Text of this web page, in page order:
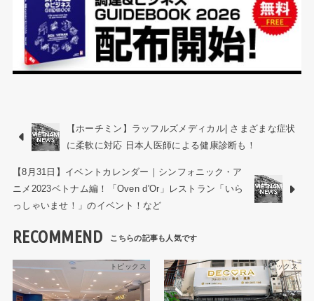
【ホーチミン】ラッフルズメディカル| さまざまな症状
に柔軟に対応 日本人医師による健康診断も！
【8月31日】イベントカレンダー｜シンフォニック・ア
ニメ2023ベトナム編！「Oven d'Or」レストラン「いら
っしゃいませ！」のイベント！など
RECOMMEND
トピックス トピックス